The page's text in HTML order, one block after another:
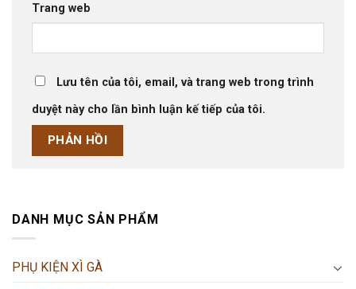
Trang web
Lưu tên của tôi, email, và trang web trong trình
duyệt này cho lần bình luận kế tiếp của tôi.
DANH MỤC SẢN PHẨM
PHỤ KIỆN XÌ GÀ